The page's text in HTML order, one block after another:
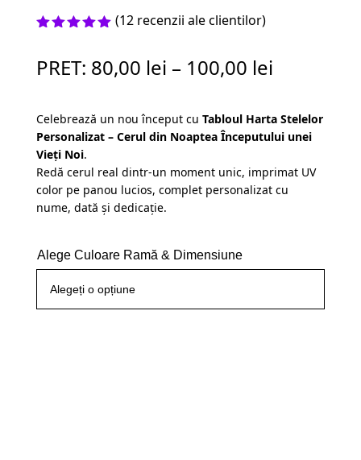
pe baza a
evaluări
(12 recenzii ale clientilor)
PRET: 80,00 lei – 100,00 lei
Celebrează un nou început cu Tabloul Harta Stelelor
Personalizat – Cerul din Noaptea Începutului unei
Vieți Noi.
Redă cerul real dintr-un moment unic, imprimat UV
color pe panou lucios, complet personalizat cu
nume, dată și dedicație.
Alege Culoare Ramă & Dimensiune